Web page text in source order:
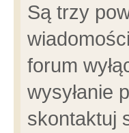
Są trzy
forum
wysyłanie
skontaktuj